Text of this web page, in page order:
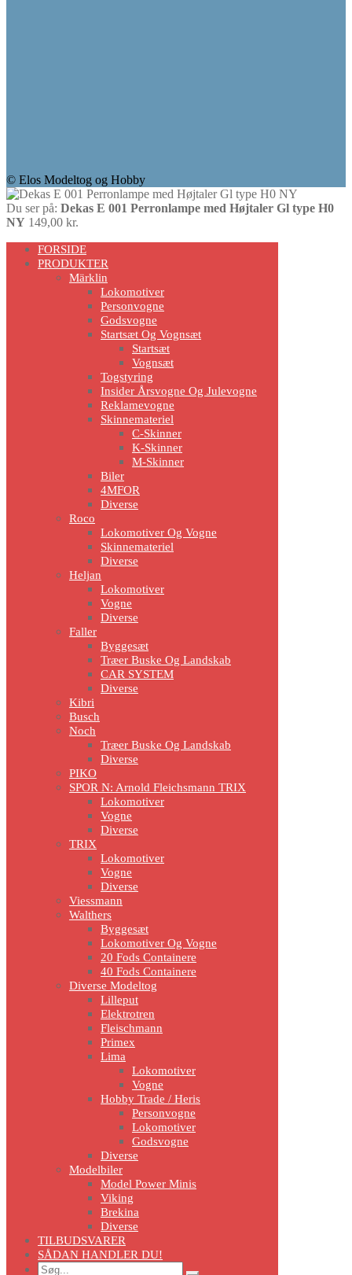
© Elos Modeltog og Hobby
Du ser på: Dekas E 001 Perronlampe med Højtaler Gl type H0
NY 149,00 kr.
Scroll
Up
FORSIDE
PRODUKTER
Märklin
Lokomotiver
Personvogne
Godsvogne
Startsæt Og Vognsæt
Startsæt
Vognsæt
Togstyring
Insider Årsvogne Og Julevogne
Reklamevogne
Skinnemateriel
C-Skinner
K-Skinner
M-Skinner
Biler
4MFOR
Diverse
Roco
Lokomotiver Og Vogne
Skinnemateriel
Diverse
Heljan
Lokomotiver
Vogne
Diverse
Faller
Byggesæt
Træer Buske Og Landskab
CAR SYSTEM
Diverse
Kibri
Busch
Noch
Træer Buske Og Landskab
Diverse
PIKO
SPOR N: Arnold Fleichsmann TRIX
Lokomotiver
Vogne
Diverse
TRIX
Lokomotiver
Vogne
Diverse
Viessmann
Walthers
Byggesæt
Lokomotiver Og Vogne
20 Fods Containere
40 Fods Containere
Diverse Modeltog
Lilleput
Elektrotren
Fleischmann
Primex
Lima
Lokomotiver
Vogne
Hobby Trade / Heris
Personvogne
Lokomotiver
Godsvogne
Diverse
Modelbiler
Model Power Minis
Viking
Brekina
Diverse
TILBUDSVARER
SÅDAN HANDLER DU!
Search